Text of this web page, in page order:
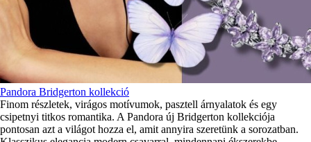
Pandora Bridgerton kollekció
Finom részletek, virágos motívumok, pasztell árnyalatok és egy
csipetnyi titkos romantika. A Pandora új Bridgerton kollekciója
pontosan azt a világot hozza el, amit annyira szeretünk a sorozatban.